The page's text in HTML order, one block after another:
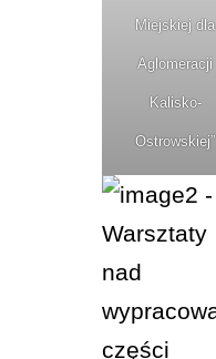
Miejskiej dla
Aglomeracji
Kalisko-
Ostrowskiej”